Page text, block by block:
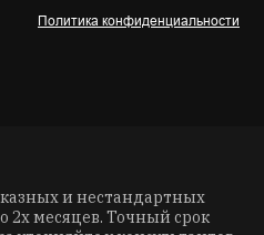
Политика конфиденциальности
и нестандартных
2х месяцев. Точный срок